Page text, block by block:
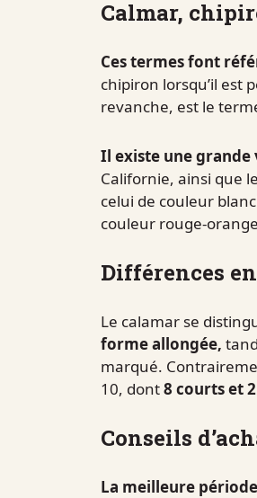
Calmar,
Ces termes font
chipiron lorsqu’il est
revanche, est le
Il existe une grande
Californie, ainsi que
celui de couleur
couleur rouge-
Différences
Le calamar se
forme allongée,
marqué.
10, dont8 courts et
Conseils
La meilleure